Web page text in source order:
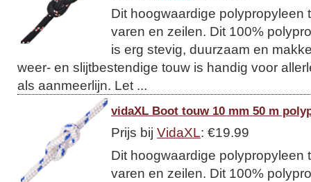
Dit hoogwaardige polypropyleen
varen en zeilen. Dit 100%
is erg stevig, duurzaam en
weer- en slijtbestendige touw is handig voor
als aanmeerlijn. Let ...
vidaXL Boot touw 10 mm 50 m
Prijs bij VidaXL: €19.99
Dit hoogwaardige polypropyleen
varen en zeilen. Dit 100%